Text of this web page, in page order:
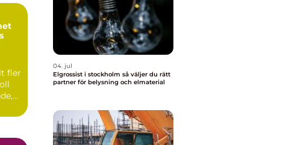
fler
04. jul
Elgrossist i stockholm så väljer du rätt
partner för belysning och elmaterial